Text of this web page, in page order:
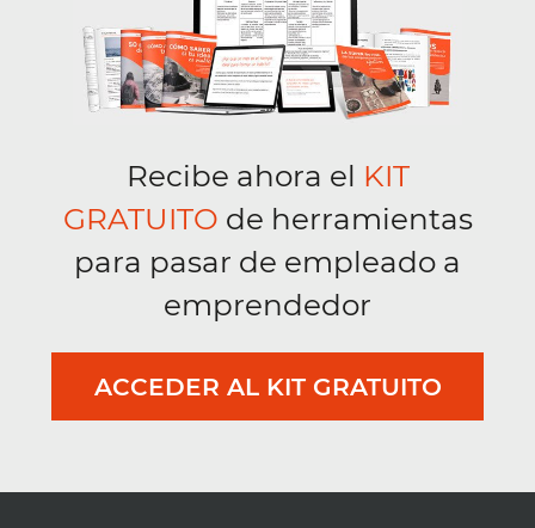
Recibe ahora el KIT
GRATUITO de herramientas
para pasar de empleado a
emprendedor
ACCEDER AL KIT GRATUITO